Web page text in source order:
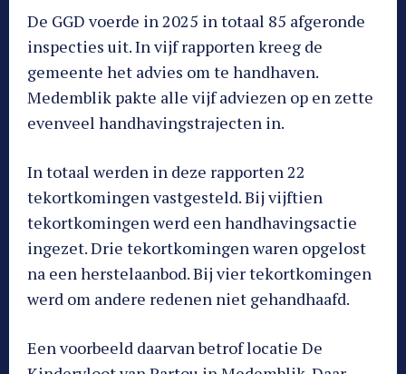
De GGD voerde in 2025 in totaal 85 afgeronde
inspecties uit. In vijf rapporten kreeg de
gemeente het advies om te handhaven.
Medemblik pakte alle vijf adviezen op en zette
evenveel handhavingstrajecten in.
In totaal werden in deze rapporten 22
tekortkomingen vastgesteld. Bij vijftien
tekortkomingen werd een handhavingsactie
ingezet. Drie tekortkomingen waren opgelost
na een herstelaanbod. Bij vier tekortkomingen
werd om andere redenen niet gehandhaafd.
Een voorbeeld daarvan betrof locatie De